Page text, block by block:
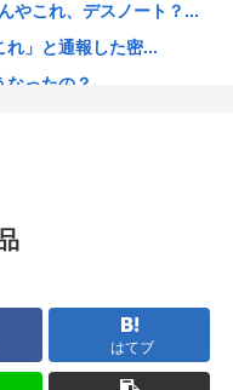
下がり傾向
やこれ、デスノート？...
れ」と通報した密...
ったの？
クっているものがこち...
ないwww
はてブ